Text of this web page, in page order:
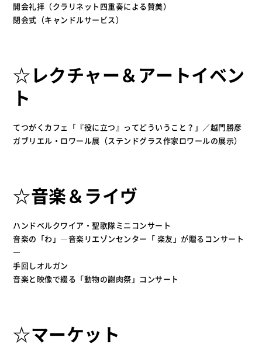
開会礼拝（クラリネット四重奏による賛美）
閉会式（キャンドルサービス）
☆レクチャー＆アートイベン
ト
てつがくカフェ「『役に立つ』ってどういうこと？」／越門勝彦
ガブリエル・ロワール展（ステンドグラス作家ロワールの展示）
☆音楽＆ライヴ
ハンドベルクワイア・聖歌隊ミニコンサート
音楽の「わ」―音楽リエゾンセンター「 楽友」が贈るコンサート
―
手回しオルガン
音楽と映像で綴る「動物の謝肉祭」コンサート
☆マーケット